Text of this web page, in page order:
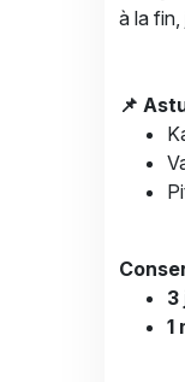
à la
📌
3
1